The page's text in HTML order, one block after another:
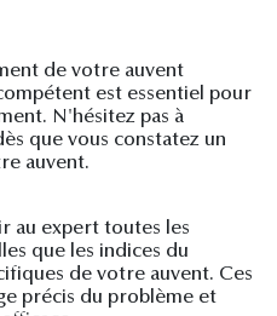
de votre auvent
est essentiel pour
N'hésitez pas à
que vous constatez un
auvent.
au expert toutes les
que les indices du
de votre auvent. Ces
précis du problème et